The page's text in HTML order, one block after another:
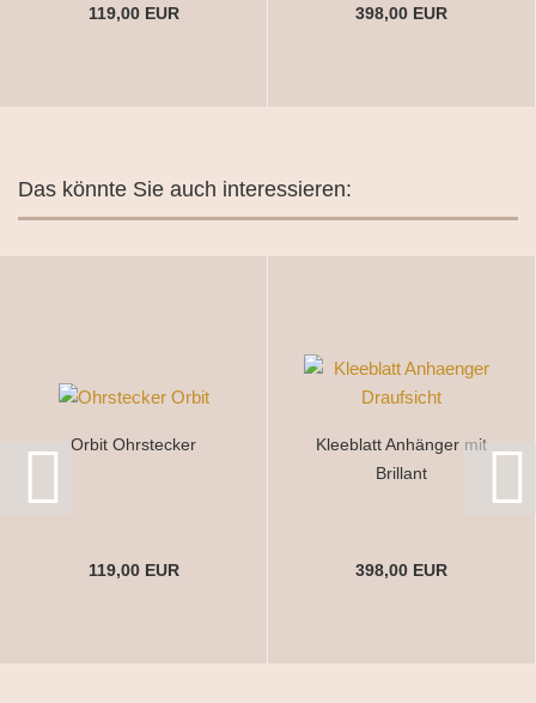
119,00 EUR 398,00 EUR
Das könnte Sie auch interessieren:
Orbit Ohrstecker
119,00 EUR
Kleeblatt Anhänger mit
Brillant
398,00 EUR